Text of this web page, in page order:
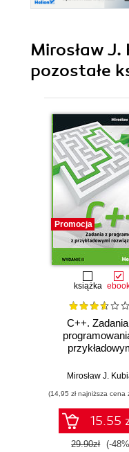
Mirosław J.
pozostałe
Promocja
książka
C++.
Wydanie II
Mirosław J.
(14,95 zł najniższa cena
15.55
29.90zł (-